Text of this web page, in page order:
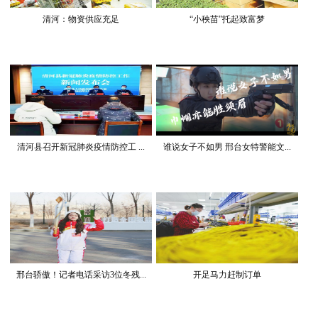
清河：物资供应充足 “小秧苗”托起致富梦
清河县召开新冠肺炎疫情防控工 ... 谁说女子不如男 邢台女特警能文...
邢台骄傲！记者电话采访3位冬残... 开足马力赶制订单